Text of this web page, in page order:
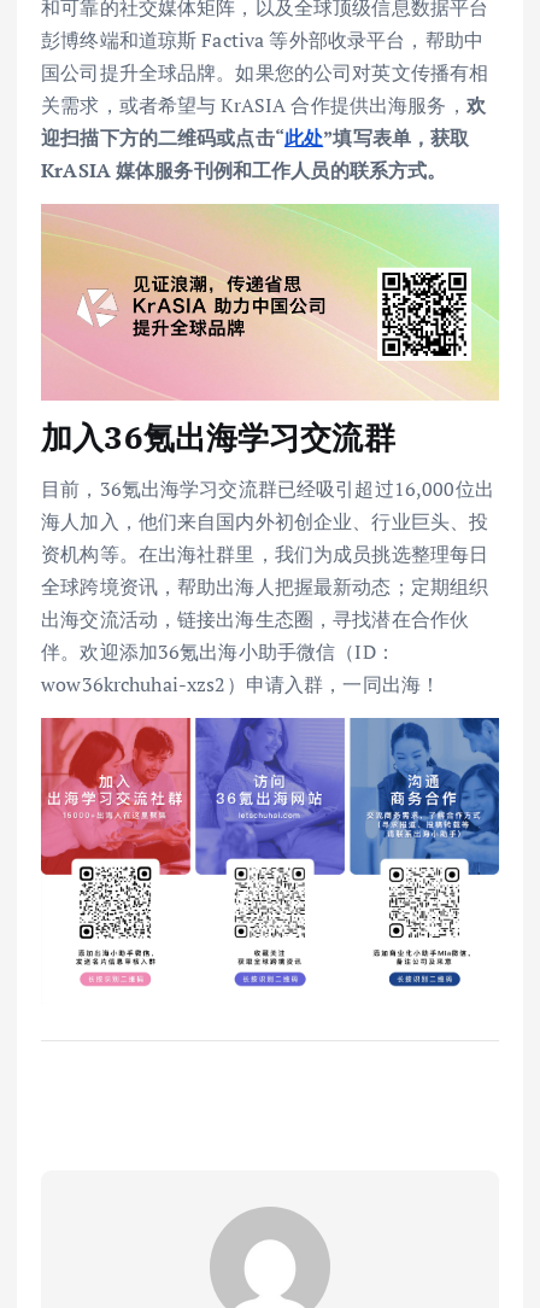
和可靠的社交媒体矩阵，以及全球顶级信息数据平台
彭博终端和道琼斯 Factiva 等外部收录平台，帮助中
国公司提升全球品牌。如果您的公司对英文传播有相
关需求，或者希望与 KrASIA 合作提供出海服务， 欢
迎扫描下方的二维码或点击“此处”填写表单，获取
KrASIA 媒体服务刊例和工作人员的联系方式。
加入36氪出海学习交流群
目前，36氪出海学习交流群已经吸引超过16,000位出
海人加入，他们来自国内外初创企业、行业巨头、投
资机构等。在出海社群里，我们为成员挑选整理每日
全球跨境资讯，帮助出海人把握最新动态；定期组织
出海交流活动，链接出海生态圈，寻找潜在合作伙
伴。欢迎添加36氪出海小助手微信（ID：
wow36krchuhai-xzs2）申请入群，一同出海！